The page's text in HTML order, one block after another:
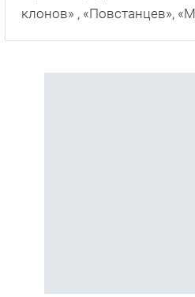
клонов» , «Повстанцев»,